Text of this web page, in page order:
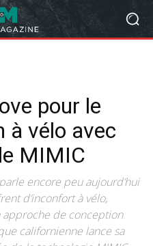
pour le
à vélo avec
MIMIC
encore peu aujourd’hui
d’inconfort à vélo,
de conception
californienne lance sa